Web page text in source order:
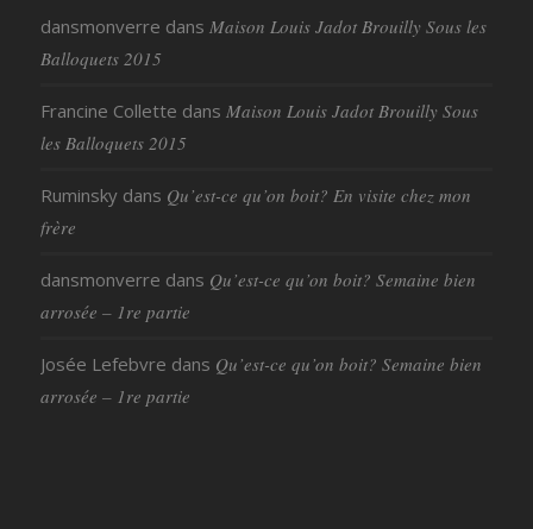
dansmonverre dans Maison Louis Jadot Brouilly Sous les
Balloquets 2015
Francine Collette dans Maison Louis Jadot Brouilly Sous
les Balloquets 2015
Ruminskydans Qu’est-ce qu’on boit? En visite chez mon
frère
dansmonverre dans Qu’est-ce qu’on boit? Semaine bien
arrosée – 1re partie
Josée Lefebvre dans Qu’est-ce qu’on boit? Semaine bien
arrosée – 1re partie